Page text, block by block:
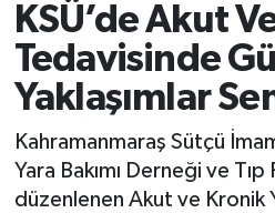
KSÜ’de Akut
Tedavisinde
Yaklaşımlar
Kahramanmaraş Sütçü
Yara Bakımı Derneği ve
düzenlenen Akut ve Kronik
Gündem
Magazin
Politika
Sağlık
Tüm Manşetler
Son Dakika Haberleri
Haber Arşivi